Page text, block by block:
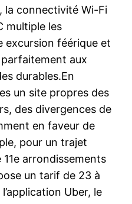
la connectivité Wi-Fi
multiple les
excursion féérique et
parfaitement aux
durables.En
un site propres des
des divergences de
en faveur de
pour un trajet
arrondissements
un tarif de 23 à
Uber, le